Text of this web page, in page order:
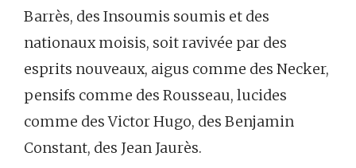
Barrès, des Insoumis soumis et des
nationaux moisis, soit ravivée par des
esprits nouveaux, aigus comme des Necker,
pensifs comme des Rousseau, lucides
comme des Victor Hugo, des Benjamin
Constant, des Jean Jaurès.